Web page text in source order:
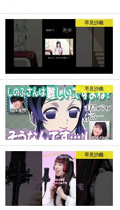
早見沙織
早見沙織
早見沙織